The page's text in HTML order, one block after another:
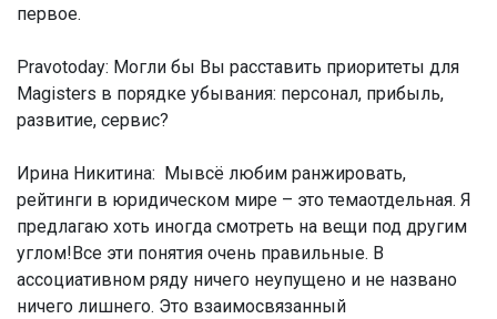
первое.
Pravotoday: Могли бы Вы расставить приоритеты для
Magisters в порядке убывания: персонал, прибыль,
развитие, сервис?
Ирина Никитина:
Мывсё любим ранжировать,
рейтинги в юридическом мире – это темаотдельная. Я
предлагаю хоть иногда смотреть на вещи под другим
углом!Все эти понятия очень правильные. В
ассоциативном ряду ничего неупущено и не названо
ничего лишнего. Это взаимосвязанный